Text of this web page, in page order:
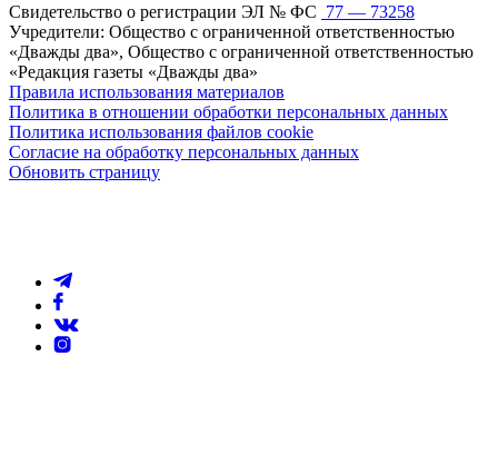
Свидетельство о регистрации ЭЛ № ФС 77 — 73258
Учредители: Общество с ограниченной ответственностью
«Дважды два», Общество с ограниченной ответственностью
«Редакция газеты «Дважды два»
Правила использования материалов
Политика в отношении обработки персональных данных
Политика использования файлов cookie
Согласие на обработку персональных данных
Обновить страницу